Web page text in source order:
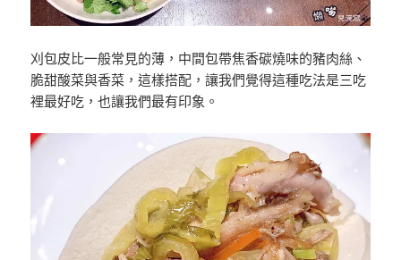
刈包皮比一般常見的薄，中間包帶焦香碳燒味的豬肉絲、
脆甜酸菜與香菜，這樣搭配，讓我們覺得這種吃法是三吃
裡最好吃，也讓我們最有印象。